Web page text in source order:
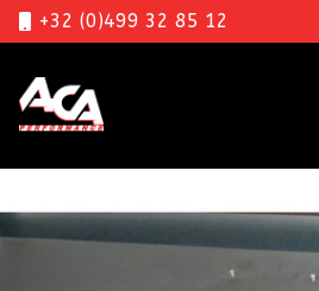
+32 (0)499 32 85 12